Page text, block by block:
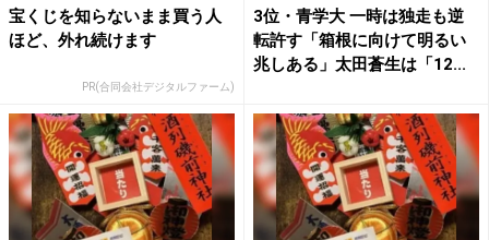
宝くじを知らないまま買う人
ほど、外れ続けます
PR(合同会社デジタルファーム)
3位・青学大 一時は独走も逆
転許す「箱根に向けて明るい
兆しある」太田蒼生は「12...